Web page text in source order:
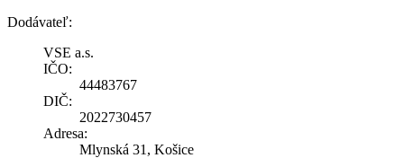
Dodávateľ:
VSE a.s.
IČO:
44483767
DIČ:
2022730457
Adresa:
Mlynská 31, Košice